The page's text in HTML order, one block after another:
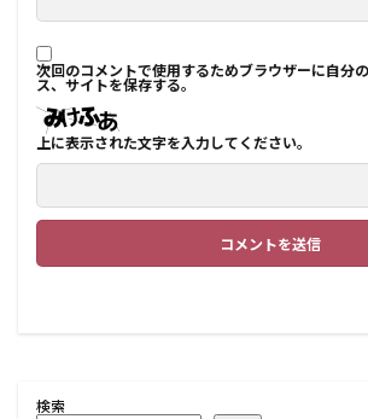
次回のコメントで使用するためブラウザーに自分
ス、サイトを保存する。
上に表示された文字を入力してください。
検索